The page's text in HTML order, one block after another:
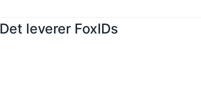
Det leverer FoxIDs